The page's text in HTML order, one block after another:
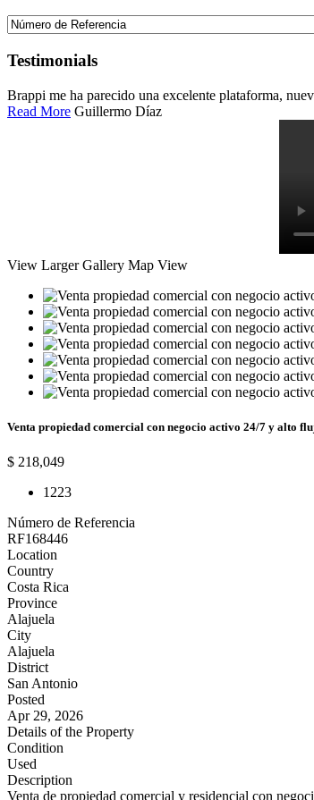
Testimonials
Brappi me ha parecido una excelente plataforma,
Read More Guillermo Díaz
View Larger Gallery Map View
Venta propiedad comercial con negocio activo 24/7 y alto
$ 218,049
1 223
Número de Referencia
RF168446
Location
Country
Costa Rica
Province
Alajuela
City
Alajuela
District
San Antonio
Posted
Apr 29, 2026
Details of the Property
Condition
Used
Description
Venta de propiedad comercial y residencial con